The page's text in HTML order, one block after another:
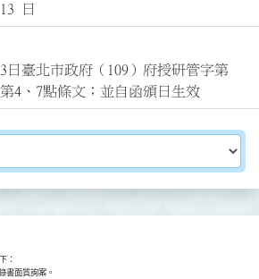
日
日臺北市政府（109）府授研管字第
4、7點條文；並自函頒日生效
：
書面質詢案。